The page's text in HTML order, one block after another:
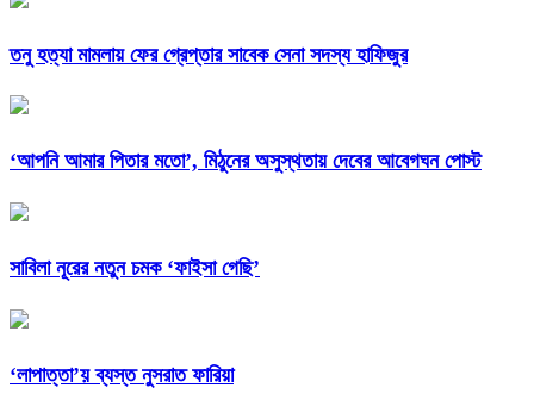
তনু হত্যা মামলায় ফের গ্রেপ্তার সাবেক সেনা সদস্য হাফিজুর
‘আপনি আমার পিতার মতো’, মিঠুনের অসুস্থতায় দেবের আবেগঘন পোস্ট
সাবিলা নূরের নতুন চমক ‘ফাইসা গেছি’
‘লাপাত্তা’য় ব্যস্ত নুসরাত ফারিয়া